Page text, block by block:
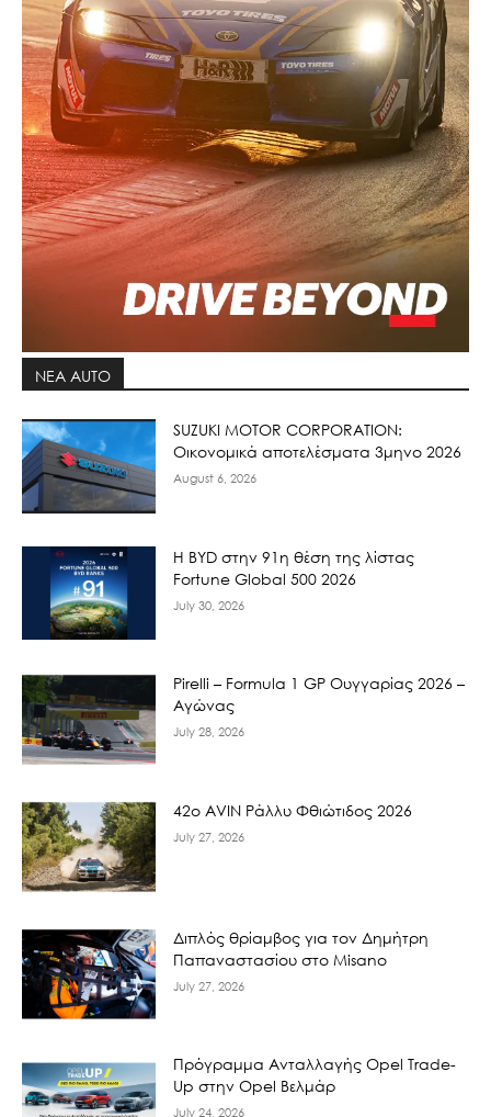
ΝΕΑ AUTO
SUZUKI MOTOR CORPORATION:
Οικονομικά αποτελέσματα 3μηνο 2026
August 6, 2026
Η BYD στην 91η θέση της λίστας
Fortune Global 500 2026
July 30, 2026
Pirelli – Formula 1 GP Ουγγαρίας 2026 –
Αγώνας
July 28, 2026
42ο AVIN Ράλλυ Φθιώτιδος 2026
July 27, 2026
Διπλός θρίαμβος για τον Δημήτρη
Παπαναστασίου στο Misano
July 27, 2026
Πρόγραμμα Ανταλλαγής Opel Trade-
Up στην Opel Βελμάρ
July 24, 2026